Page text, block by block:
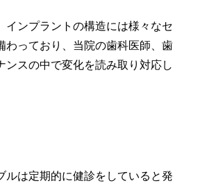
インプラントの構造には様々なセ
わっており、当院の歯科医師、歯
ンスの中で変化を読み取り対応し
ルは定期的に健診をしていると発